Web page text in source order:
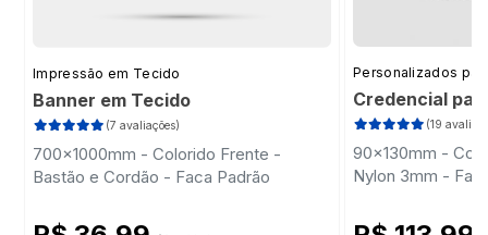
Impressão em Tecido
Banner em Tecido
(7 avaliações)
700x1000mm - Colorido Frente -
Bastão e Cordão - Faca Padrão
Personalizados
Credencial
(19
90x130mm -
Nylon 3mm -